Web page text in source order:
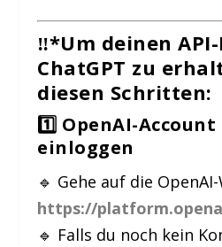
‼️*Um deinen
ChatGPT zu
diesen Schritten:
1️⃣ OpenAI-
einloggen
🔹 Gehe auf die
https://
🔹 Falls du noch kein